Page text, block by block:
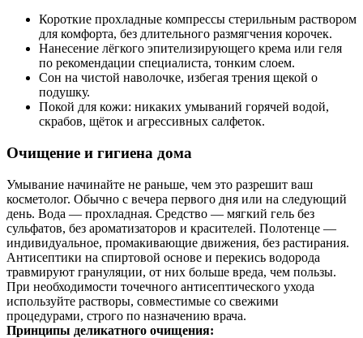
Короткие прохладные компрессы стерильным раствором
для комфорта, без длительного размягчения корочек.
Нанесение лёгкого эпителизирующего крема или геля
по рекомендации специалиста, тонким слоем.
Сон на чистой наволочке, избегая трения щекой о
подушку.
Покой для кожи: никаких умываний горячей водой,
скрабов, щёток и агрессивных салфеток.
Очищение и гигиена дома
Умывание начинайте не раньше, чем это разрешит ваш
косметолог. Обычно с вечера первого дня или на следующий
день. Вода — прохладная. Средство — мягкий гель без
сульфатов, без ароматизаторов и красителей. Полотенце —
индивидуальное, промакивающие движения, без растирания.
Антисептики на спиртовой основе и перекись водорода
травмируют грануляции, от них больше вреда, чем пользы.
При необходимости точечного антисептического ухода
используйте растворы, совместимые со свежими
процедурами, строго по назначению врача.
Принципы деликатного очищения: